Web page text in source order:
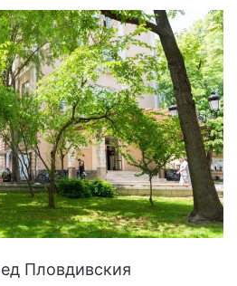
Пловдивския